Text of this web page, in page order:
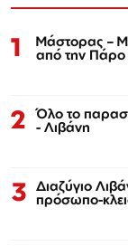
1 Μάστορας –
από την
2 Όλο το
- Λιβάνη
3 Διαζύγιο
πρόσωπο-